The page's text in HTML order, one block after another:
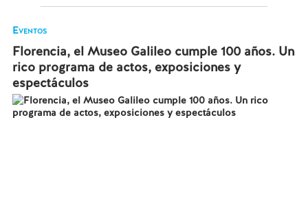
Eventos
Florencia, el Museo Galileo cumple 100 años. Un
rico programa de actos, exposiciones y
espectáculos